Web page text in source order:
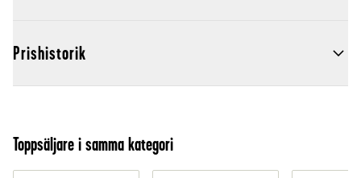
Prishistorik
Toppsäljare i samma kategori